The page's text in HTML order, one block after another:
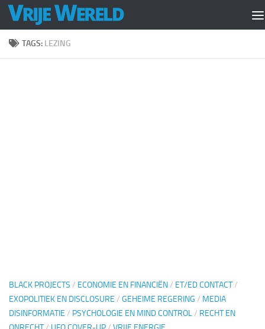
Doorgaan naar inhoud
TAGS: LEZING
BLACK PROJECTS / ECONOMIE EN FINANCIËN/ ET/ED CONTACT/
EXOPOLITIEK EN DISCLOSURE / GEHEIME REGERING / MEDIA
DISINFORMATIE / PSYCHOLOGIE EN MIND CONTROL/ RECHT EN